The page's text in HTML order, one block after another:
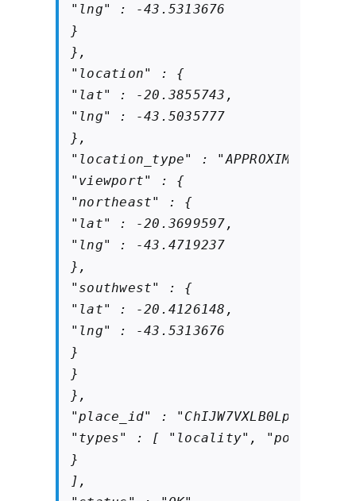
"lng" : -43.5313676
}
},
"location" : {
"lat" : -20.3855743,
"lng" : -43.5035777
},
"location_type" : "APPROXIMATE",
"viewport" : {
"northeast" : {
"lat" : -20.3699597,
"lng" : -43.4719237
},
"southwest" : {
"lat" : -20.4126148,
"lng" : -43.5313676
}
}
},
"place_id" :
"types" : [ "locality",
}
],